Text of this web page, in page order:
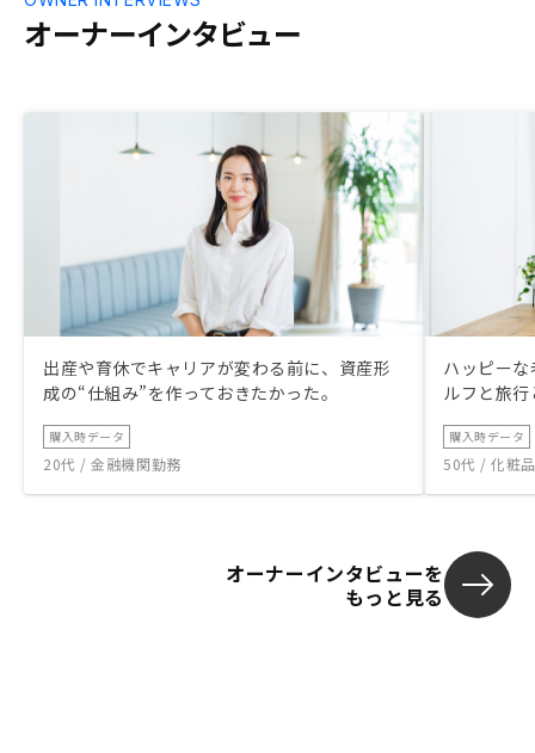
オーナーインタビュー
出産や育休でキャリアが変わる前に、資産形
成の“仕組み”を作っておきたかった。
購入時データ
20代 / 金融機関勤務
ハッピー
ルフと旅
購入時データ
50代 / 化粧
オーナーインタビューを
もっと見る